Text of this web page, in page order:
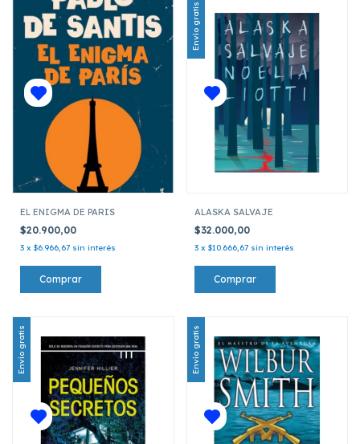
EL ENIGMA DE PARIS
$20.900,00
3 x $6.966,67 sin interés
Envío gratis
ALASKA SALVAJE
$32.000,00
3 x $10.666,67 sin interés
Envío gratis Envío gratis